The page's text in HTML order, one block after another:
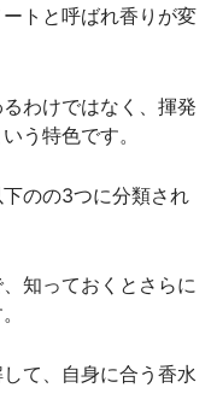
トと呼ばれ香りが変
わけではなく、揮発
う特色です。
のの3つに分類され
知っておくとさらに
て、自身に合う香水